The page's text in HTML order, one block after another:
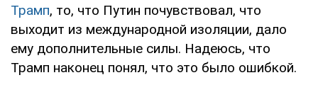
Трамп, то, что Путин почувствовал, что
выходит из международной изоляции, дало
ему дополнительные силы. Надеюсь, что
Трамп наконец понял, что это было ошибкой.